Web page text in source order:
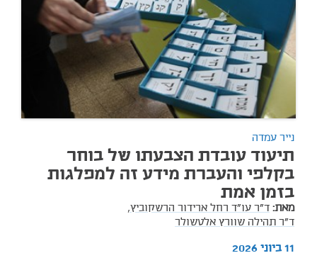
נייר עמדה
תיעוד עובדת הצבעתו של בוחר
בקלפי והעברת מידע זה למפלגות
בזמן אמת
מאת: ד"ר עו"ד רחל ארידור הרשקוביץ,
ד"ר תהילה שוורץ אלטשולר
11 ביוני 2026